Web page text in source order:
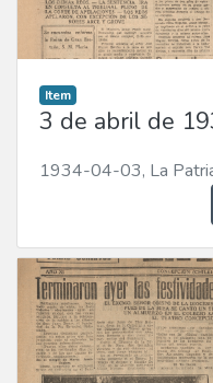
Item
3 de abril de
1934-04-03, La